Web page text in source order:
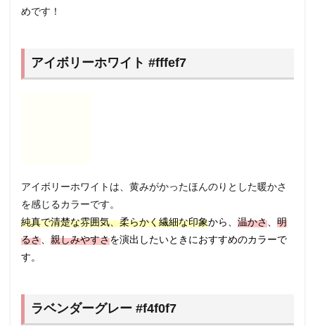
めです！
アイボリーホワイト #fffef7
アイボリーホワイトは、黄みがかったほんのりとした暖かさ
を感じるカラーです。
純真で清楚な雰囲気、柔らかく繊細な印象から、 温かさ
明
るさ
親しみやすさを演出したいときにおすすめのカラーで
す。
ラベンダーグレー #f4f0f7